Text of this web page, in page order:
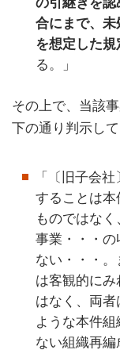
合にまで、未
を想定した
る。」
その上で、当該
下の通り判示して
「〔旧子会
することは本
ものではな
事業・・・
ない・・・
は客観的に
はなく、両
ような本件
ない組織再